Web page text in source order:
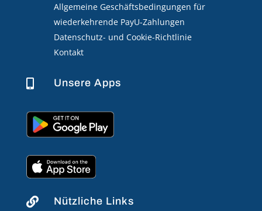
Allgemeine Geschäftsbedingungen für
wiederkehrende PayU-Zahlungen
Datenschutz- und Cookie-Richtlinie
Kontakt
 Unsere Apps
 Nützliche Links